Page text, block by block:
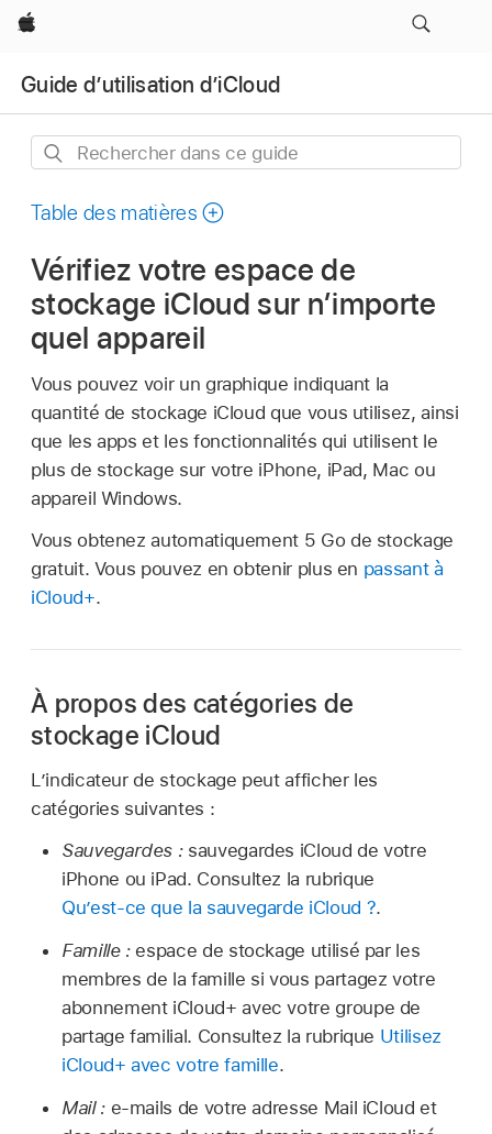
Apple
Guide d’utilisation d’iCloud
Rechercher
ce
Table des matières
Vérifiez votre espace de
stockage iCloud sur n’importe
quel appareil
Vous pouvez voir un graphique indiquant la
quantité de stockage iCloud que vous utilisez, ainsi
que les apps et les fonctionnalités qui utilisent le
plus de stockage sur votre iPhone, iPad, Mac ou
appareil Windows.
Vous obtenez automatiquement 5 Go de stockage
gratuit. Vous pouvez en obtenir plus en passant à
iCloud+.
À propos des catégories de
stockage iCloud
L’indicateur de stockage peut afficher les
catégories suivantes :
Sauvegardes : sauvegardes iCloud de votre
iPhone ou iPad. Consultez la rubrique
Qu’est‑ce que la sauvegarde iCloud ?.
Famille : espace de stockage utilisé par les
membres de la famille si vous partagez votre
abonnement iCloud+ avec votre groupe de
partage familial. Consultez la rubrique Utilisez
iCloud+ avec votre famille.
Mail : e-mails de votre adresse Mail iCloud et